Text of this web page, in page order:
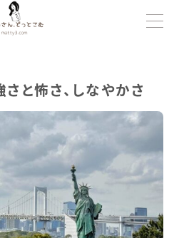
と怖さ、しなやかさ